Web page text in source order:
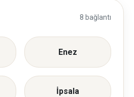
8 bağlantı
Enez
İpsala